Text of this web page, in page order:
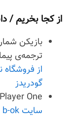
از کجا بخریم /
بازیکن
ترجمه‌ی
از فروشگاه
گودریدز
One:
سایت b-ok